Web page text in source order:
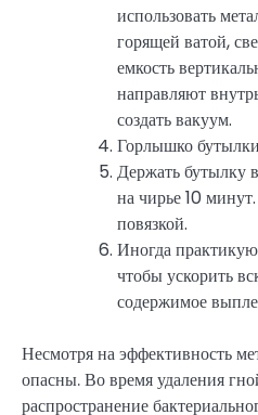
использовать
горящей ватой,
емкость
направляют
создать вакуум.
Горлышко
Держать бутылку
на чирье 10
повязкой.
Иногда
чтобы ускорить
содержимое
Несмотря на эффективность
опасны. Во время удаления
распространение